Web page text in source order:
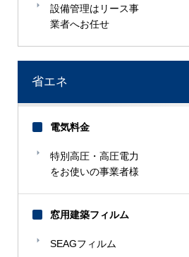
設備管理はリース事
業者へお任せ
省エネ
電気料金
特別高圧・高圧電力
をお使いの事業者様
窓用建築フィルム
SEAGフィルム